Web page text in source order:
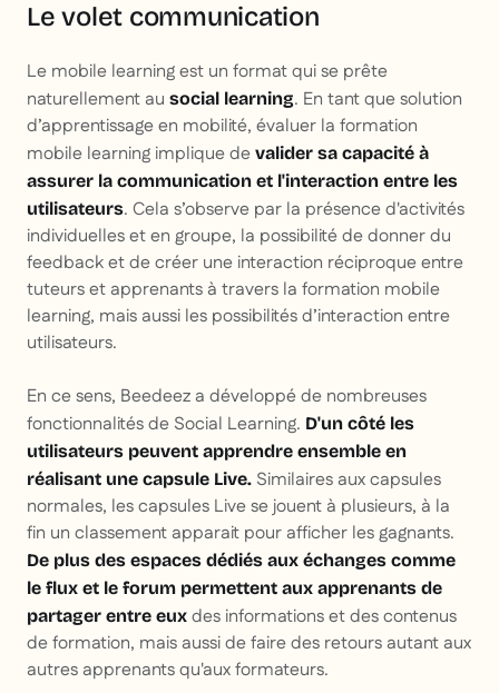
Le volet communication
Le mobile learning est un format qui se prête
naturellement au social learning. En tant que solution
d’apprentissage en mobilité, évaluer la formation
mobile learning implique de valider sa capacité à
assurer la communication et l'interaction entre les
utilisateurs. Cela s’observe par la présence d'activités
individuelles et en groupe, la possibilité de donner du
feedback et de créer une interaction réciproque entre
tuteurs et apprenants à travers la formation mobile
learning, mais aussi les possibilités d’interaction entre
utilisateurs.
En ce sens, Beedeez a développé de nombreuses
fonctionnalités de Social Learning. D'un côté les
utilisateurs peuvent apprendre ensemble en
réalisant une capsule Live. Similaires aux capsules
normales, les capsules Live se jouent à plusieurs, à la
fin un classement apparait pour afficher les gagnants.
De plus des espaces dédiés aux échanges comme
le flux et le forum permettent aux apprenants de
partager entre eux des informations et des contenus
de formation, mais aussi de faire des retours autant aux
autres apprenants qu'aux formateurs.